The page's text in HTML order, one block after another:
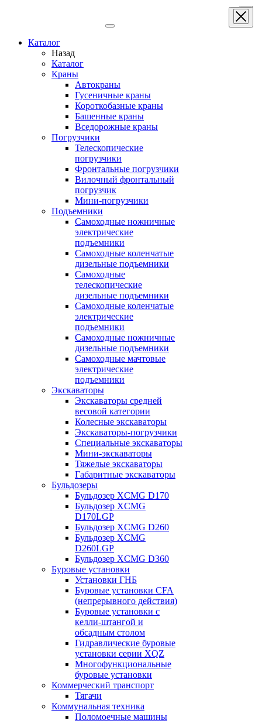
Каталог
Назад
Каталог
Краны
Автокраны
Гусеничные краны
Короткобазные краны
Башенные краны
Вcедорожные краны
Погрузчики
Телескопические
погрузчики
Фронтальные погрузчики
Вилочный фронтальный
погрузчик
Мини-погрузчики
Подъемники
Самоходные ножничные
электрические
подъемники
Самоходные коленчатые
дизельные подъемники
Самоходные
телескопические
дизельные подъемники
Самоходные коленчатые
электрические
подъемники
Самоходные ножничные
дизельные подъемники
Самоходные мачтовые
электрические
подъемники
Экскаваторы
Экскаваторы средней
весовой категории
Колесные экскаваторы
Экскаваторы-погрузчики
Специальные экскаваторы
Мини-экскаваторы
Тяжелые экскаваторы
Габаритные экскаваторы
Бульдозеры
Бульдозер XCMG D170
Бульдозер XCMG
D170LGP
Бульдозер XCMG D260
Бульдозер XCMG
D260LGP
Бульдозер XCMG D360
Буровые установки
Установки ГНБ
Буровые установки CFA
(непрерывного действия)
Буровые установки с
келли-штангой и
обсадным столом
Гидравлические буровые
установки серии XQZ
Многофункциональные
буровые установки
Коммерческий транспорт
Тягачи
Коммунальная техника
Поломоечные машины
×